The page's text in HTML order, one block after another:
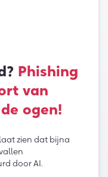
Phishing
van
ogen!
zien dat bijna
door AI.